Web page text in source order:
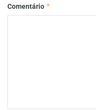
Comentário *